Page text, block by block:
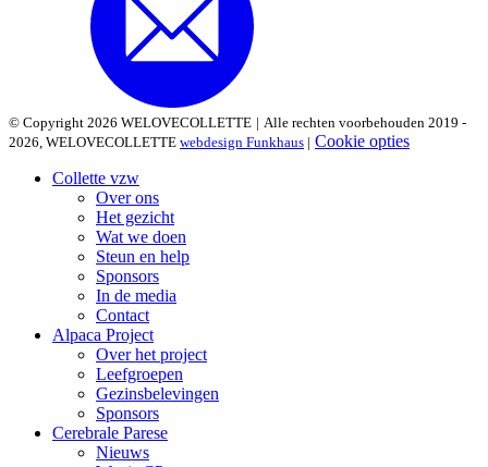
© Copyright 2026 WELOVECOLLETTE | Alle rechten voorbehouden 2019 -
2026, WELOVECOLLETTE webdesign Funkhaus | Cookie opties
Collette vzw
Over ons
Het gezicht
Wat we doen
Steun en help
Sponsors
In de media
Contact
Alpaca Project
Over het project
Leefgroepen
Gezinsbelevingen
Sponsors
Cerebrale Parese
Nieuws